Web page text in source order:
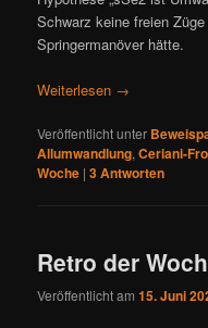
Schwarz keine freien
Springermanöver hätte.
Weiterlesen →
Veröffentlicht unter
Allumwandlung,Ceriani-
Woche |3Antworten
Retro der
Veröffentlicht am15. Juni